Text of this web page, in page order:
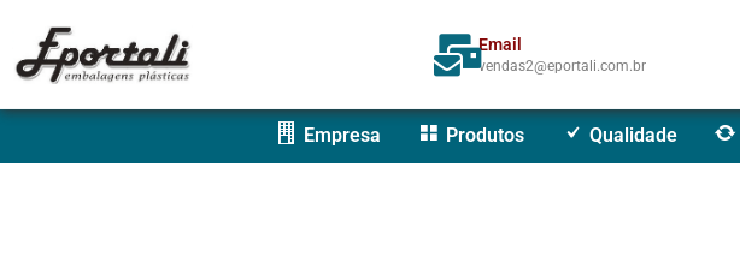
Email
vendas2@eportali.com.br
Empresa Produtos Qualidade